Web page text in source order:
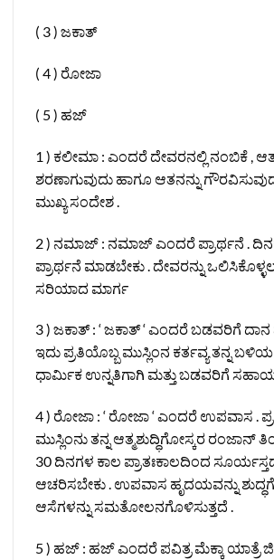
( 3 ) ಜಕಾತ್
( 4 ) ರೋಜಾ
( 5 ) ಹಜ್ ‌
1 ) ಕಲೀಮಾ : ಎಂದರೆ ದೇವರನಲ್ಲಿ ನಂಬಿಕೆ ,
ಶರಣಾಗುವುದು ಹಾಗೂ ಆತನನ್ನು
ಮುಖ್ಯ ಸಂದೇಶ .
2 ) ನಮಾಜ್ : ನಮಾಜ್ ಎಂದರೆ ಪ್ರಾರ್ಥನೆ .
ಪ್ರಾರ್ಥನೆ ಮಾಡಬೇಕು . ದೇವರನ್ನು
ಸರಿಯಾದ ಮಾರ್ಗ
3 ) ಜಕಾತ್ : ‘ ಜಕಾತ್ ‘ ಎಂದರೆ ಬಡವರಿಗೆ ದಾನ
ಇದು ಪ್ರತಿಯೊಬ್ಬ ಮುಸ್ಲಿಂನ ಕರ್ತವ್ಯ ತನ್ನ ಬಳಿಯ
ಧಾರ್ಮಿಕ ಉನ್ನತಿಗಾಗಿ ಮತ್ತು ಬಡವರಿಗೆ ಸಹಾಯ
4 ) ರೋಜಾ : ‘ ರೋಜಾ ‘ ಎಂದರೆ ಉಪವಾಸ .
ಮುಸ್ಲಿಂನು ತನ್ನ ಆತ್ಮಶುದ್ಧಿಗೋಸ್ಕರ ರಂಜಾನ್
30 ದಿನಗಳ ಕಾಲ ಪ್ರಾತಃಕಾಲದಿಂದ
ಆಚರಿಸಬೇಕು . ಉಪವಾಸ ಹೃದಯವನ್ನು
ಆಸೆಗಳನ್ನು ಸಮತೋಲನಗೊಳಿಸುತ್ತದೆ .
5 ) ಹಜ್ : ಹಜ್ ಎಂದರೆ ಪವಿತ್ರ ಮೆಕ್ಕಾ ಯಾತ್ರೆ